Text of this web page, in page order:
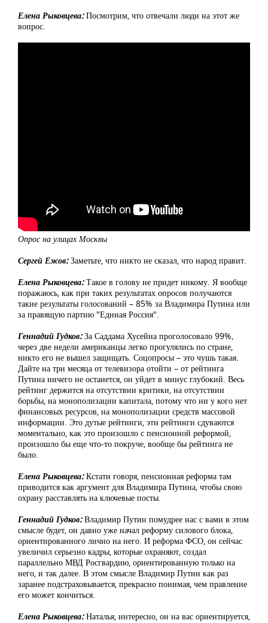
Елена Рыковцева:Посмотрим, что отвечали люди на этот же
вопрос.
Опрос на улицах Москвы
Сергей Ежов:Заметьте, что никто не сказал, что народ правит.
Елена Рыковцева:Такое в голову не придет никому. Я вообще
поражаюсь, как при таких результатах опросов получаются
такие результаты голосований – 85% за Владимира Путина или
за правящую партию "Единая Россия".
Геннадий Гудков:За Саддама Хусейна проголосовало 99%,
через две недели американцы легко прогулялись по стране,
никто его не вышел защищать. Соцопросы – это чушь такая.
Дайте на три месяца от телевизора отойти – от рейтинга
Путина ничего не останется, он уйдет в минус глубокий. Весь
рейтинг держится на отсутствии критики, на отсутствии
борьбы, на монополизации капитала, потому что ни у кого нет
финансовых ресурсов, на монополизации средств массовой
информации. Это дутые рейтинги, эти рейтинги сдуваются
моментально, как это произошло с пенсионной реформой,
произошло бы еще что-то покруче, вообще бы рейтинга не
было.
Елена Рыковцева:Кстати говоря, пенсионная реформа там
приводится как аргумент для Владимира Путина, чтобы свою
охрану расставлять на ключевые посты.
Геннадий Гудков:Владимир Путин помудрее нас с вами в этом
смысле будет, он давно уже начал реформу силового блока,
ориентированного лично на него. И реформа ФСО, он сейчас
увеличил серьезно кадры, которые охраняют, создал
параллельно МВД Росгвардию, ориентированную только на
него, и так далее. В этом смысле Владимир Путин как раз
заранее подстраховывается, прекрасно понимая, чем правление
его может кончиться.
Елена Рыковцева:Наталья, интересно, он на вас ориентируется,